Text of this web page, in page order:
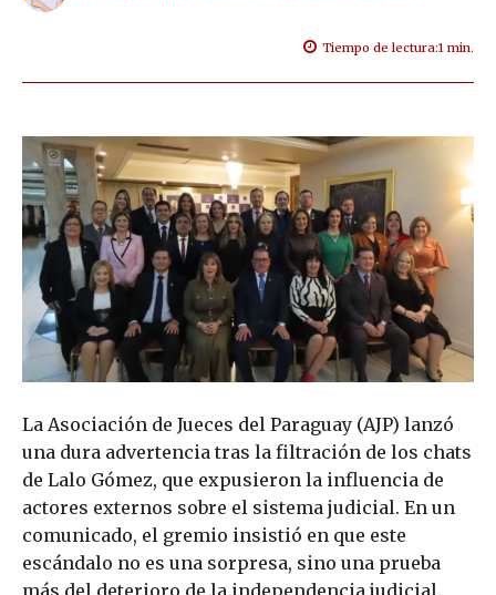
Tiempo de lectura:1 min.
La Asociación de Jueces del Paraguay (AJP) lanzó
una dura advertencia tras la filtración de los chats
de Lalo Gómez, que expusieron la influencia de
actores externos sobre el sistema judicial. En un
comunicado, el gremio insistió en que este
escándalo no es una sorpresa, sino una prueba
más del deterioro de la independencia judicial,